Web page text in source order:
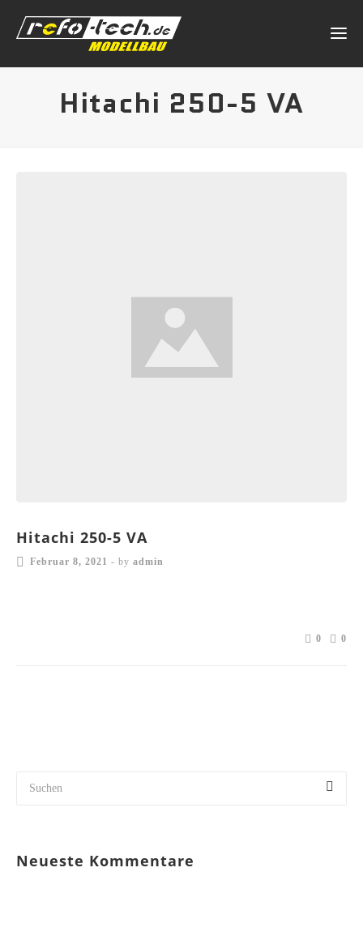
Hitachi 250-5 VA
Hitachi 250-5 VA
Februar 8, 2021 - by admin
0 0
Neueste Kommentare